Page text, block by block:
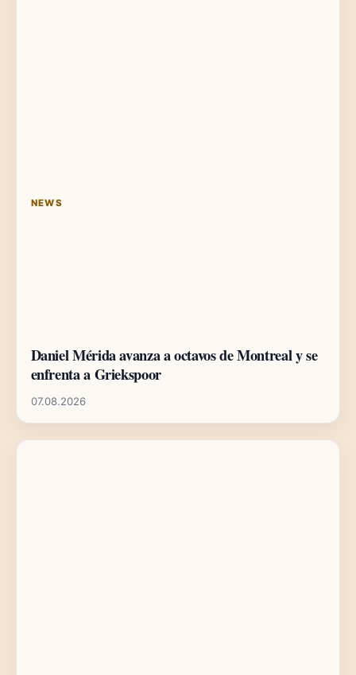
NEWS
Daniel Mérida avanza a octavos de Montreal y se
enfrenta a Griekspoor
07.08.2026